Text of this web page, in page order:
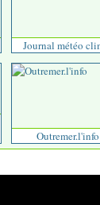
Journal météo
Outremer.l'info